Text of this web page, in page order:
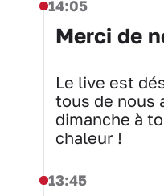
14:05
Merci de
Le live est
tous de nous
dimanche à
chaleur !
13:45